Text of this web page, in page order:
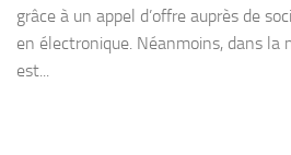
grâce à un appel d’offre auprès de
en électronique. Néanmoins, dans la
est...